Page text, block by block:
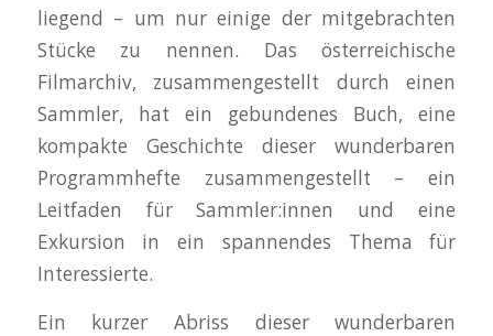
liegend – um nur einige der mitgebrachten
Stücke zu nennen. Das österreichische
Filmarchiv, zusammengestellt durch einen
Sammler, hat ein gebundenes Buch, eine
kompakte Geschichte dieser wunderbaren
Programmhefte zusammengestellt – ein
Leitfaden für Sammler:innen und eine
Exkursion in ein spannendes Thema für
Interessierte.
Ein kurzer Abriss dieser wunderbaren